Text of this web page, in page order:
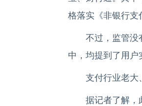
格落实《非银行支
不过，监管没有
中，均提到了用户
支付行业老大
据记者了解，此